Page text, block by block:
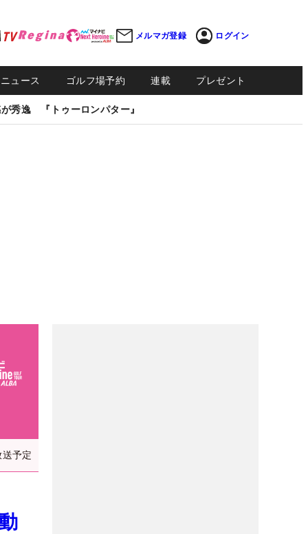
メルマガ登録 ログイン
ュース ゴルフ場予約 連載 プレゼント
秀逸 『トゥーロンパター』
予定